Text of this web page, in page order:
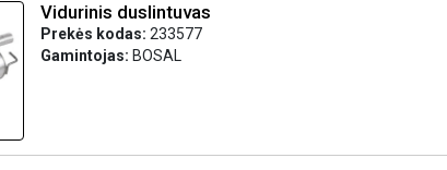
Vidurinis duslintuvas
Prekės kodas: 233577
Gamintojas: BOSAL